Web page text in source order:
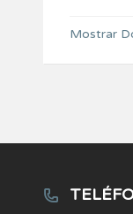
Mostrar